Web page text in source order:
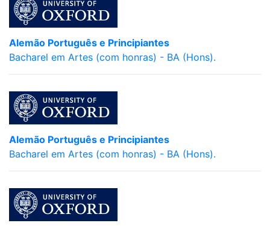
Alemão Português e Principiantes
Bacharel em Artes (com honras) - BA (Hons).
Alemão Português e Principiantes
Bacharel em Artes (com honras) - BA (Hons).